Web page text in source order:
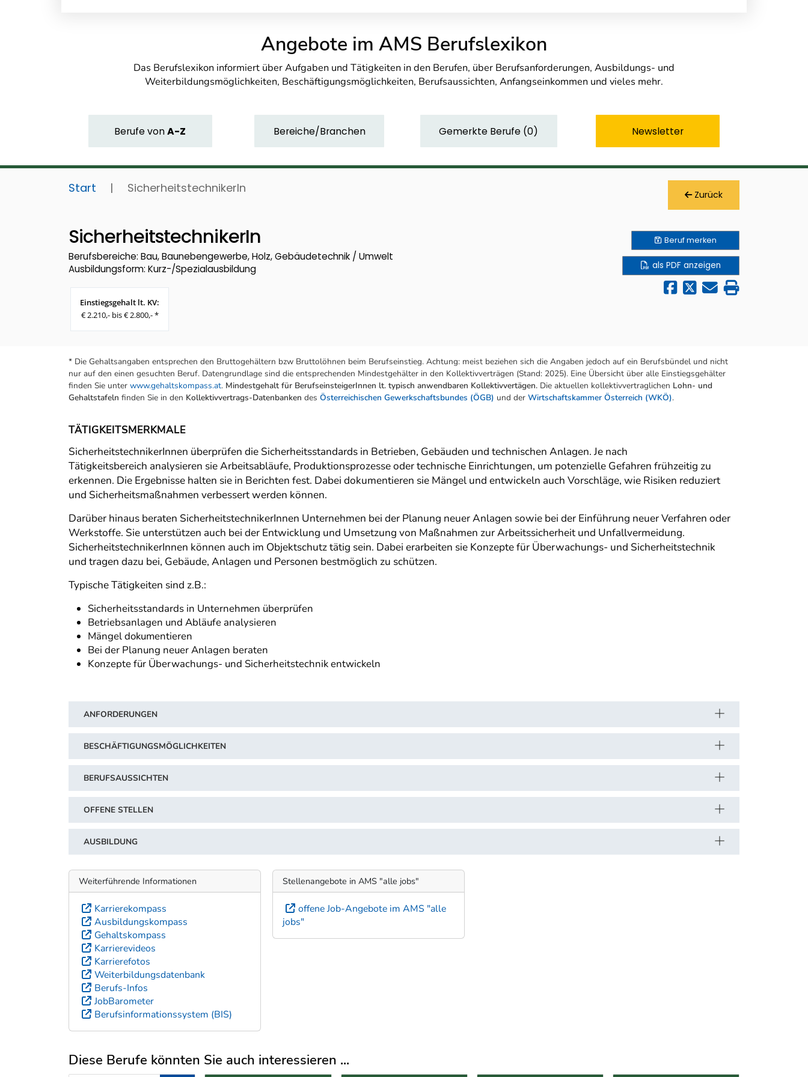
Angebote im AMS Berufslexikon
Das Berufslexikon informiert über Aufgaben und Tätigkeiten in den Berufen, über Berufsanforderungen, Ausbildungs- und
Weiterbildungsmöglichkeiten, Beschäftigungsmöglichkeiten, Berufsaussichten, Anfangseinkommen und vieles mehr.
BerufevonA-Z Bereiche/Branchen Gemerkte Berufe (0) Newsletter
Start | SicherheitstechnikerIn Zurück
SicherheitstechnikerIn
Berufsbereiche: Bau, Baunebengewerbe, Holz, Gebäudetechnik / Umwelt
Ausbildungsform: Kurz-/Spezialausbildung
Einstiegsgehalt lt. KV:
€ 2.210,- bis € 2.800,- *
Berufmerken
als PDF anzeigen
* Die Gehaltsangaben entsprechen den Bruttogehältern bzw Bruttolöhnen beim Berufseinstieg. Achtung: meist beziehen sich die Angaben jedoch auf ein Berufsbündel und nicht
nur auf den einen gesuchten Beruf. Datengrundlage sind die entsprechenden Mindestgehälter in den Kollektivverträgen (Stand: 2025). Eine Übersicht über alle Einstiegsgehälter
finden Sie unter www.gehaltskompass.at. Mindestgehalt für BerufseinsteigerInnen lt. typisch anwendbaren Kollektivvertägen. Die aktuellen kollektivvertraglichen Lohn- und
Gehaltstafeln finden Sie in den Kollektivvertrags-Datenbanken des Österreichischen Gewerkschaftsbundes (ÖGB) und der Wirtschaftskammer Österreich (WKÖ).
TÄTIGKEITSMERKMALE
SicherheitstechnikerInnen überprüfen die Sicherheitsstandards in Betrieben, Gebäuden und technischen Anlagen. Je nach
Tätigkeitsbereich analysieren sie Arbeitsabläufe, Produktionsprozesse oder technische Einrichtungen, um potenzielle Gefahren frühzeitig zu
erkennen. Die Ergebnisse halten sie in Berichten fest. Dabei dokumentieren sie Mängel und entwickeln auch Vorschläge, wie Risiken reduziert
und Sicherheitsmaßnahmen verbessert werden können.
Darüber hinaus beraten SicherheitstechnikerInnen Unternehmen bei der Planung neuer Anlagen sowie bei der Einführung neuer Verfahren oder
Werkstoffe. Sie unterstützen auch bei der Entwicklung und Umsetzung von Maßnahmen zur Arbeitssicherheit und Unfallvermeidung.
SicherheitstechnikerInnen können auch im Objektschutz tätig sein. Dabei erarbeiten sie Konzepte für Überwachungs- und Sicherheitstechnik
und tragen dazu bei, Gebäude, Anlagen und Personen bestmöglich zu schützen.
Typische Tätigkeiten sind z.B.:
Sicherheitsstandards in Unternehmen überprüfen
Betriebsanlagen und Abläufe analysieren
Mängel dokumentieren
Bei der Planung neuer Anlagen beraten
Konzepte für Überwachungs- und Sicherheitstechnik entwickeln
ANFORDERUNGEN
BESCHÄFTIGUNGSMÖGLICHKEITEN
BERUFSAUSSICHTEN
OFFENE STELLEN
AUSBILDUNG
Weiterführende Informationen
Karrierekompass
Ausbildungskompass
Gehaltskompass
Karrierevideos
Karrierefotos
Weiterbildungsdatenbank
Berufs-Infos
JobBarometer
Berufsinformationssystem (BIS)
Stellenangebote in AMS "alle jobs"
offene Job-Angebote im AMS "alle
jobs"
Diese Berufe könnten Sie auch interessieren ...